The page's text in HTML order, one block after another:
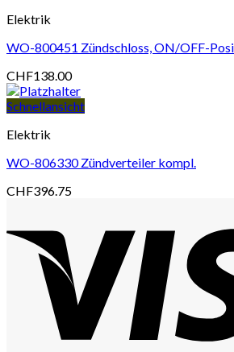
Elektrik
WO-800451 Zündschloss, ON/OFF-
CHF138.00
Schnellansicht
Elektrik
WO-806330 Zündverteiler kompl.
CHF396.75